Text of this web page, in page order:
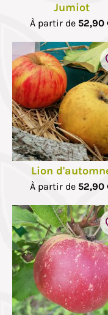
Jumiot
À partir de 52,90
Lion
À partir de 52,90